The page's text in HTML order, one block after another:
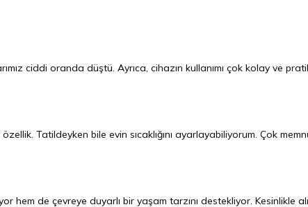
ciddi oranda düştü. Ayrıca, cihazın kullanımı çok kolay ve
Tatildeyken bile evin sıcaklığını ayarlayabiliyorum. Çok
hem de çevreye duyarlı bir yaşam tarzını destekliyor. Kesinlikle